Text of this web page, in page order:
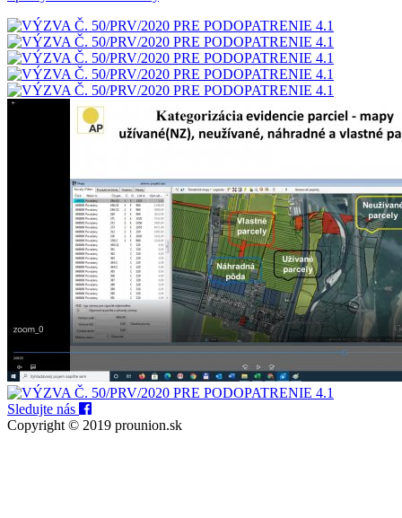
Sledujte nás
Copyright © 2019 prounion.sk